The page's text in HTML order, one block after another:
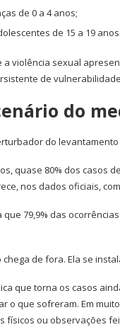
de 0 a 4 anos;
de 15 a 19 anos.
a violência sexual
de
do
do
quase 80% dos casos
nos dados oficiais,
que 79,9% das
de fora. Ela se
que torna os casos
o que sofreram. Em
físicos ou observações